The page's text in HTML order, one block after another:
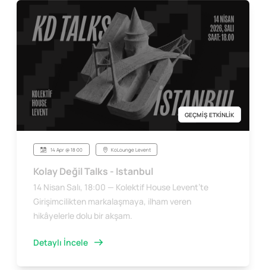
GEÇMİŞ ETKİNLİK
14 Apr @ 18:00 KoLounge Levent
Kolay Değil Talks - Istanbul
14 Nisan Salı, 18:00 — Kolektif House Levent’te
Girişimcilikten markalaşmaya, ilham veren
hikâyelerle dolu bir akşam.
Detaylı İncele